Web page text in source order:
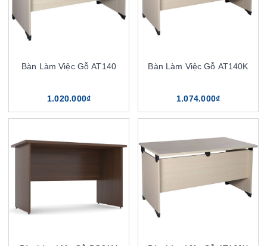
Bàn Làm Việc Gỗ AT140
1.020.000₫
Bàn Làm Việc Gỗ AT140K
1.074.000₫